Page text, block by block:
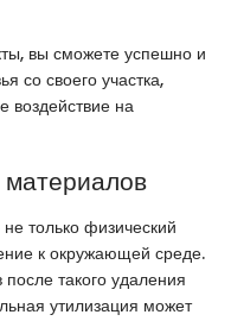
вы сможете успешно и
со своего участка,
воздействие на
только физический
к окружающей среде.
такого удаления
утилизация может